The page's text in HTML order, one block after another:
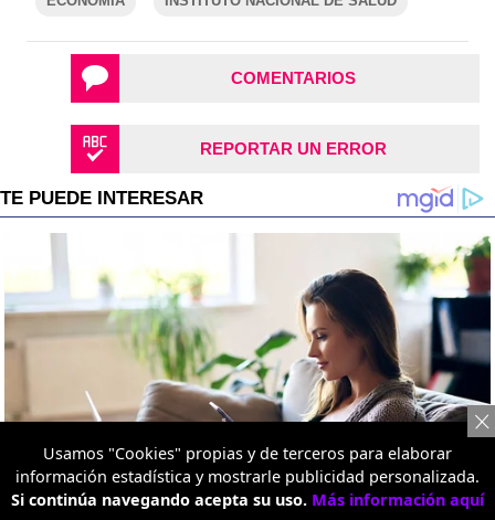
COMENTARIOS
REPORTAR UN ERROR
Usamos "Cookies" propias y de terceros para elaborar
información estadística y mostrarle publicidad personalizada.
Si continúa navegando acepta su uso. Más información aquí